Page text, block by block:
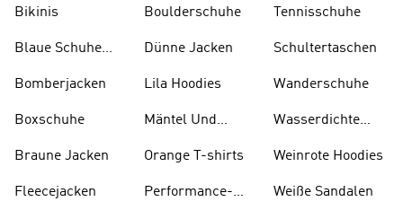
Bikinis
Blaue Schuhe
Bomberjacken
Boxschuhe
Braune Jacken
Fleecejacken
Boulderschuhe
Dünne Jacken
Lila Hoodies
Mäntel Und
Orange T-shirts
Performance-
Tennisschuhe
Schultertaschen
Wanderschuhe
Wasserdichte
Weinrote Hoodies
W eiße Sandalen